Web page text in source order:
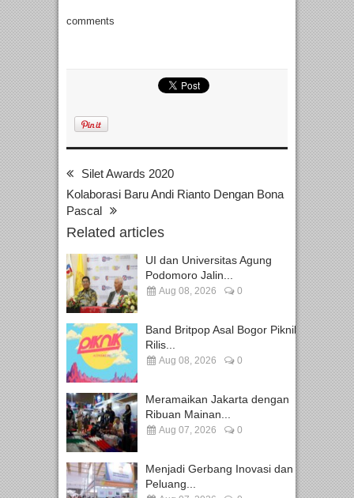
comments
Silet Awards 2020
Kolaborasi Baru Andi Rianto Dengan Bona
Pascal
Related articles
UI dan Universitas Agung
Podomoro Jalin...
Aug 08, 2026 0
Band Britpop Asal Bogor Piknik
Rilis...
Aug 08, 2026 0
Meramaikan Jakarta dengan
Ribuan Mainan...
Aug 07, 2026 0
Menjadi Gerbang Inovasi dan
Peluang...